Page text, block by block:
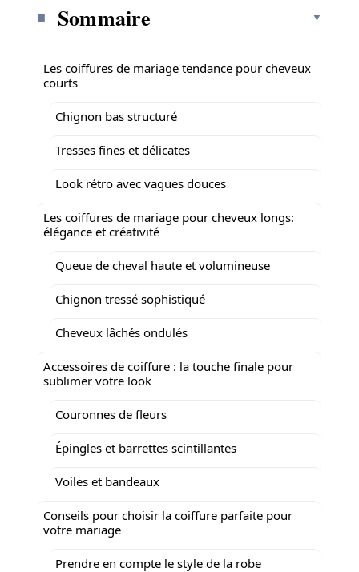
Sommaire
Les coiffures de mariage tendance pour cheveux
courts
Chignon bas structuré
Tresses fines et délicates
Look rétro avec vagues douces
Les coiffures de mariage pour cheveux longs:
élégance et créativité
Queue de cheval haute et volumineuse
Chignon tressé sophistiqué
Cheveux lâchés ondulés
Accessoires de coiffure : la touche finale pour
sublimer votre look
Couronnes de fleurs
Épingles et barrettes scintillantes
Voiles et bandeaux
Conseils pour choisir la coiffure parfaite pour
votre mariage
Prendre en compte le style de la robe